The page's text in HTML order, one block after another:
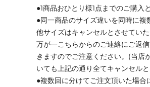
●1商品おひとり様1点までのご購入
●同一商品のサイズ違いを同時に
他サイズはキャンセルとさせていた
万が一こちらからのご連絡にご返
きますのでご注意ください。(当店
いても上記の通り全てキャンセル
●複数回に分けてご注文頂いた場合